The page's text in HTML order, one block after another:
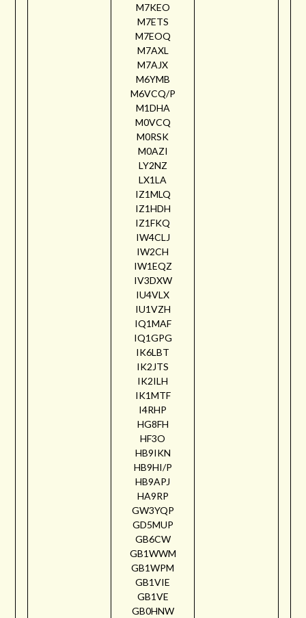
M7KEO
M7ETS
M7EOQ
M7AXL
M7AJX
M6YMB
M6VCQ/P
M1DHA
M0VCQ
M0RSK
M0AZI
LY2NZ
LX1LA
IZ1MLQ
IZ1HDH
IZ1FKQ
IW4CLJ
IW2CH
IW1EQZ
IV3DXW
IU4VLX
IU1VZH
IQ1MAF
IQ1GPG
IK6LBT
IK2JTS
IK2ILH
IK1MTF
I4RHP
HG8FH
HF3O
HB9IKN
HB9HI/P
HB9APJ
HA9RP
GW3YQP
GD5MUP
GB6CW
GB1WWM
GB1WPM
GB1VIE
GB1VE
GB0HNW